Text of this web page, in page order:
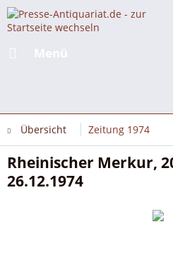
Übersicht Zeitung 1974
Rheinischer Merkur,
26.12.1974